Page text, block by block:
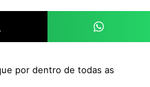
por dentro de todas as